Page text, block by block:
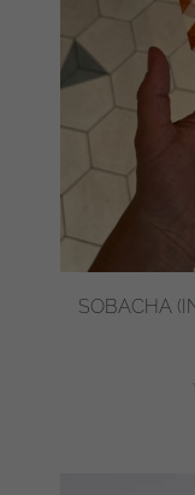
SOBACHA